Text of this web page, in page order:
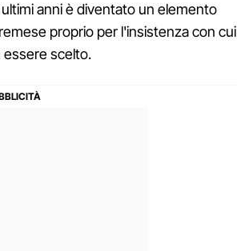
anni è diventato un elemento
proprio per l'insistenza con cui
essere scelto.